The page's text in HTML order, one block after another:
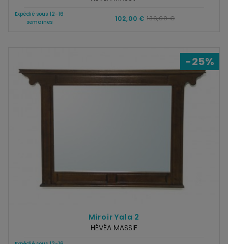
Expédié sous 12-16
semaines
102,00 € 136,00 €
-25%
Miroir Yala 2
HÉVÉA MASSIF